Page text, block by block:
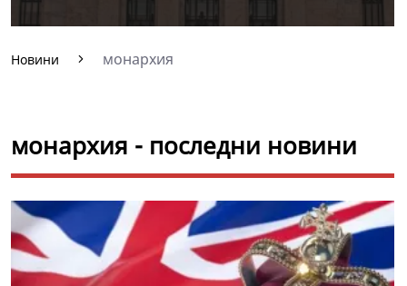
Новини монархия
монархия - последни новини